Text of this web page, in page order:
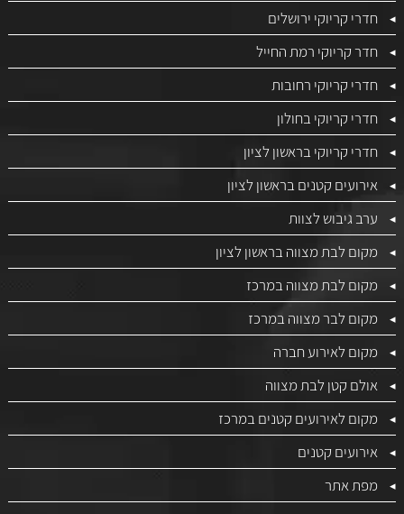
חדרי קריוקי ירושלים
חדר קריוקי רמת החייל
חדרי קריוקי רחובות
חדרי קריוקי בחולון
חדרי קריוקי בראשון לציון
אירועים קטנים בראשון לציון
ערב גיבוש לצוות
מקום לבת מצווה בראשון לציון
מקום לבת מצווה במרכז
מקום לבר מצווה במרכז
מקום לאירוע חברה
אולם קטן לבת מצווה
מקום לאירועים קטנים במרכז
אירועים קטנים
מפת אתר